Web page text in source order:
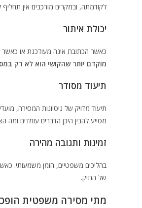
לקודמתה, ובמקרים מורכבים אין
יכולת איתור
כאשר הכתובת אינה מעודכנת או כאשר
מוקדם יותר שהקושי הוא לא רק
תיעוד מסודר
תיעוד מדויק של ניסיונות המסירה,
מסייע להבין היכן הדברים עומדים ומה
זמינות ותגובה מהירה
בהליכים משפטיים, הזמן משמעותי.
של התיק.
מתי מסירה משפטית